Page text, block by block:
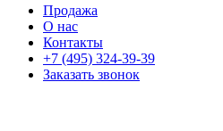
Продажа
О нас
Контакты
+7 (495) 324-39-39
Заказать звонок